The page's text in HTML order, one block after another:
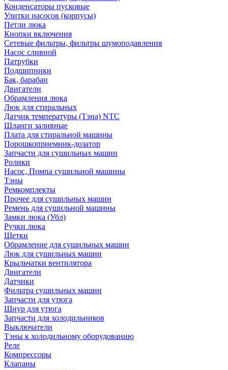
Конденсаторы пусковые
Улитки насосов (корпусы)
Петли люка
Кнопки включения
Сетевые фильтры, фильтры шумоподавления
Насос сливной
Патрубки
Подшипники
Бак, барабан
Двигатели
Обрамления люка
Люк для стиральных
Датчик температуры (Тэна) NTC
Шланги заливные
Плата для стиральной машины
Порошкоприемник-дозатор
Запчасти для сушильных машин
Ролики
Насос, Помпа сушильной машины
Тэны
Ремкомплекты
Прочее для сушильных машин
Ремень для сушильной машины
Замки люка (Убл)
Ручки люка
Щетки
Обрамление для сушильных машин
Люк для сушильных машин
Крыльчатки вентилятора
Двигатели
Датчики
Фильтра сушильных машин
Запчасти для утюга
Шнур для утюга
Запчасти для холодильников
Выключатели
Тэны к холодильному оборудованию
Реле
Компрессоры
Клапаны